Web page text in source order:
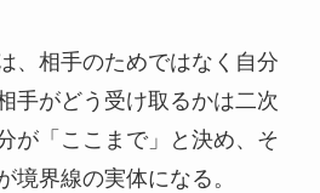
、相手のためではなく自分
手がどう受け取るかは二次
が「ここまで」と決め、そ
境界線の実体になる。